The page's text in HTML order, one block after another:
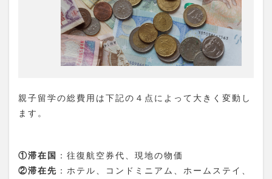
親子留学の総費用は下記の４点によって大きく変動し
ます。
①滞在国 ：往復航空券代、現地の物価
②滞在先 ：ホテル、コンドミニアム、ホームステイ、